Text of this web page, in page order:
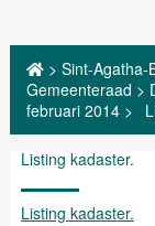
> Sint-Agatha-
Gemeenteraad >
februari 2014>
Listing kadaster.
Listing kadaster.